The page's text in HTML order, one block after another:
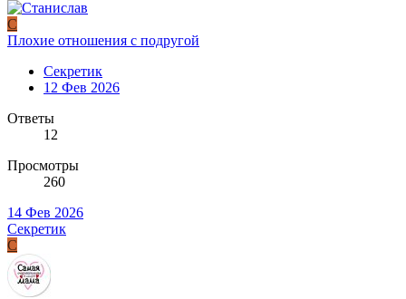
С
Плохие отношения с подругой
Секретик
12 Фев 2026
Ответы
12
Просмотры
260
14 Фев 2026
Секретик
С